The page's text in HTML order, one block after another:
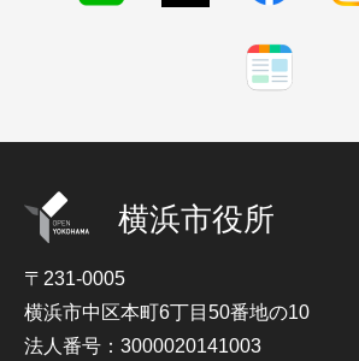
横浜市役所
〒231-0005
横浜市中区本町6丁目50番地の10
法人番号：3000020141003